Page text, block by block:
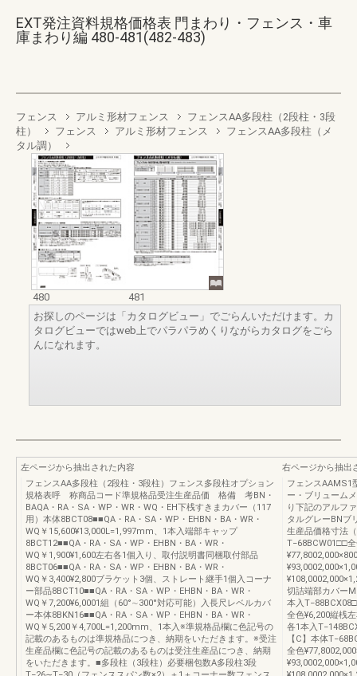
EXT発注資料規格価格表 門まわり・フェンス・車
庫まわり編 480-481(482-483)
フェンス アルミ形材フェンス
フェンスAA多段柱（2段柱・3段
柱）
フェンス アルミ形材フェンス
フェンスAA多段柱（メ
タル調）
480
481
お探しのページは「カタログビュー」でごらんいただけます。カ
タログビューではweb上でパラパラめくりながらカタログをごら
んになれます。
左ページから抽出された内容
フェンスAA多段柱（2段柱・3段柱）フェンス多段柱オプション
規格表呼 称商品コード準規格品受注生産品価 格備 考BN・
BAQA・RA・SA・WP・WR・WQ・EH下桟すきまカバー（117
用）本体8BCT08■■QA・RA・SA・WP・EHBN・BA・WR・
WQ￥15,600¥13,000L=1,997mm、1本入端部キャップ
8BCT12■■QA・RA・SA・WP・EHBN・BA・WR・
WQ￥1,900¥1,600左右各1個入り、取付説明書同梱取付部品
8BCT06■■QA・RA・SA・WP・EHBN・BA・WR・
WQ￥3,400¥2,800ブラケット3個、ストレート継手1個入コーナ
ー部品8BCT10■■QA・RA・SA・WP・EHBN・BA・WR・
WQ￥7,200¥6,0001組（60°∼300°対応可能）入長尺レベルカバ
ー本体8BKN16■■QA・RA・SA・WP・EHBN・BA・WR・
WQ￥5,200￥4,700L=1,200mm、1本入※準規格品欄に色記号の
記載のあるものは準規格品につき、納期をいただきます。※受注
生産品欄に色記号の記載のあるものは受注生産品につき、納期
をいただきます。■多段柱（3段柱）必要梱包数A多段柱3段
右ページから抽出
フェンス
ー・ブリューム
り下記のアルフ
タルグレーBNブ
生産品価格寸法
T−68BCW01□□
切詰端部カバー
本入
全色¥6,200縦桟
各1本入
【C】本体
全色